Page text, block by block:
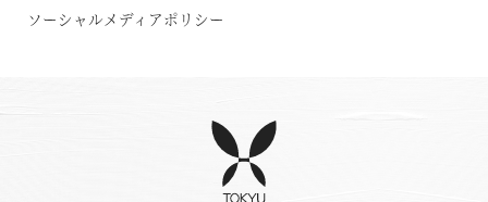
ソーシャルメディアポリシー